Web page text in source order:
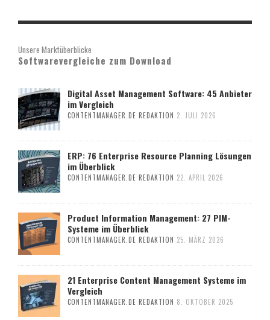
Unsere Marktüberblicke
Softwarevergleiche zum Download
Digital Asset Management Software: 45 Anbieter
im Vergleich
CONTENTMANAGER.DE REDAKTION 2. JULI 2026
ERP: 76 Enterprise Resource Planning Lösungen
im Überblick
CONTENTMANAGER.DE REDAKTION 22. APRIL 2026
Product Information Management: 27 PIM-
Systeme im Überblick
CONTENTMANAGER.DE REDAKTION 25. MÄRZ 2026
21 Enterprise Content Management Systeme im
Vergleich
CONTENTMANAGER.DE REDAKTION 8. OKTOBER 2025